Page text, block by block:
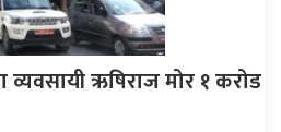
व्यवसायी ऋषिराज मोर १ करोड